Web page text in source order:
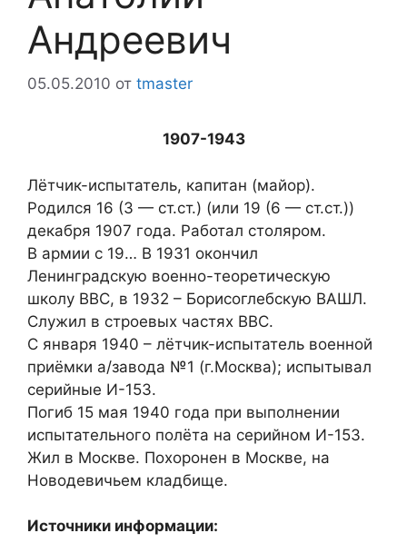
Андреевич
05.05.2010 от tmaster
1907-1943
Лётчик-испытатель, капитан (майор).
Родился 16 (3 — ст.ст.) (или 19 (6 — ст.ст.))
декабря 1907 года. Работал столяром.
В армии с 19… В 1931 окончил
Ленинградскую военно-теоретическую
школу ВВС, в 1932 – Борисоглебскую ВАШЛ.
Служил в строевых частях ВВС.
С января 1940 – лётчик-испытатель военной
приёмки а/завода №1 (г.Москва); испытывал
серийные И-153.
Погиб 15 мая 1940 года при выполнении
испытательного полёта на серийном И-153.
Жил в Москве. Похоронен в Москве, на
Новодевичьем кладбище.
Источники информации: